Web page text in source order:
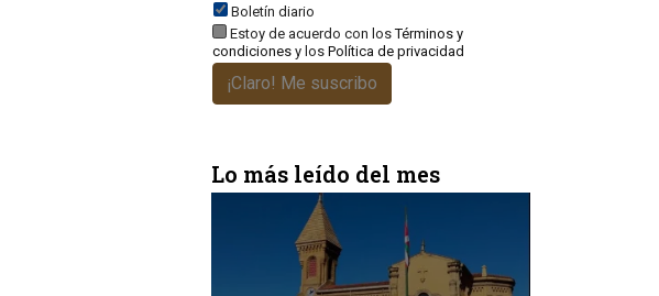
Boletín diario
Estoy de acuerdo con losTérminos y
condiciones y los Política de privacidad
¡Claro! Me suscribo
Lo más leído del mes